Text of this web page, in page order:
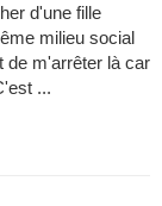
d'une fille
milieu social
de m'arrêter là car
...